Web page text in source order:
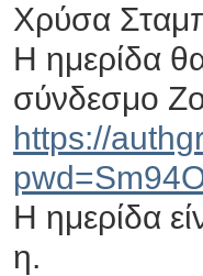
Χρύσα
Η ημερίδα
σύνδεσμο
https://
Η ημερίδα
η.